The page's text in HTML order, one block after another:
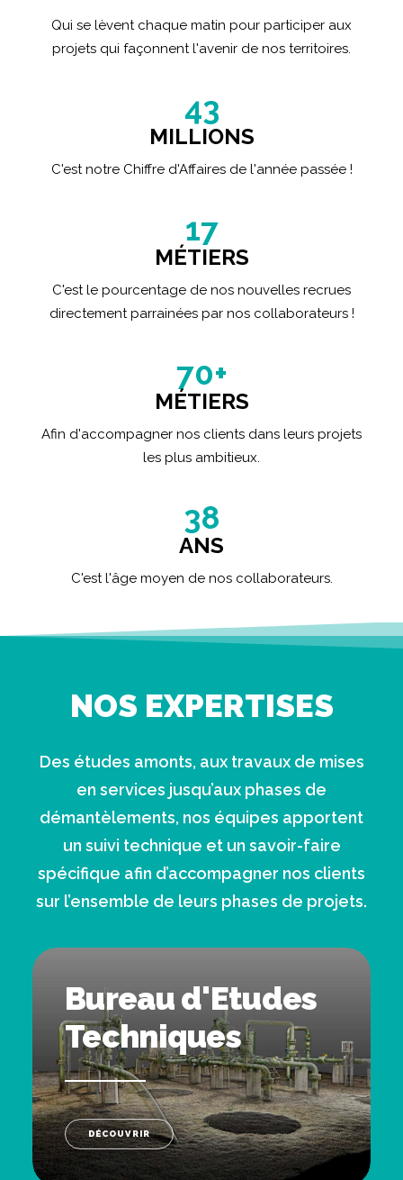
Qui se lèvent chaque matin pour participer aux
projets qui façonnent l'avenir de nos territoires.
43
MILLIONS
C'est notre Chiffre d'Affaires de l'année passée !
17
MÉTIERS
C'est le pourcentage de nos nouvelles recrues
directement parrainées par nos collaborateurs !
70+
MÉTIERS
Afin d'accompagner nos clients dans leurs projets
les plus ambitieux.
38
ANS
C'est l'âge moyen de nos collaborateurs.
NOS EXPERTISES
Des études amonts, aux travaux de mises
en services jusqu’aux phases de
démantèlements, nos équipes apportent
un suivi technique et un savoir-faire
spécifique afin d’accompagner nos clients
sur l’ensemble de leurs phases de projets.
Bureau d'Etudes
Techniques
DÉCOUVRIR